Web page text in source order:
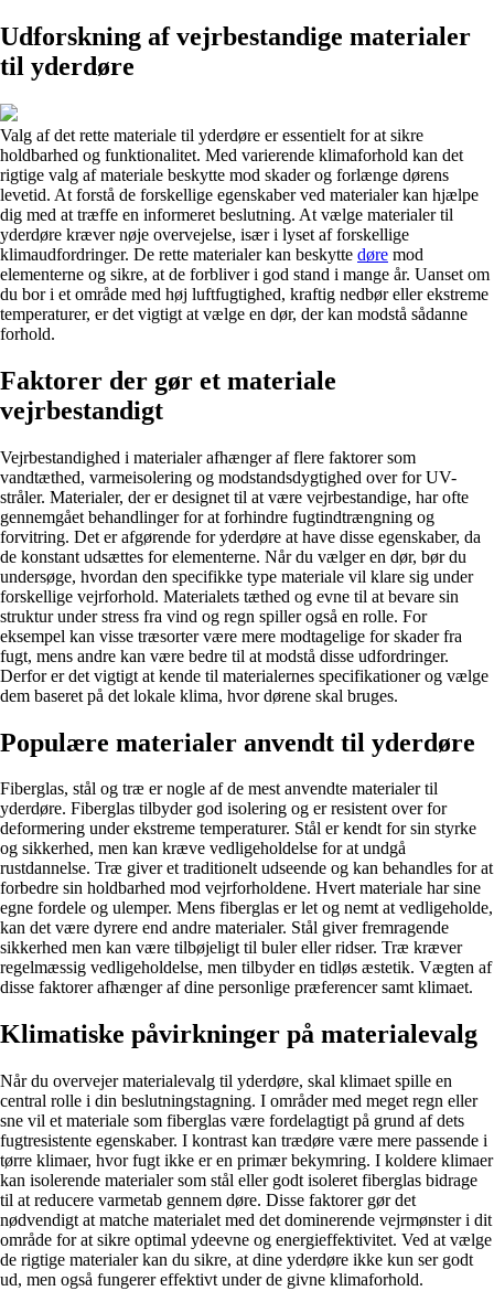
Udforskning af vejrbestandige materialer
til yderdøre
Valg af det rette materiale til yderdøre er essentielt for at sikre
holdbarhed og funktionalitet. Med varierende klimaforhold kan det
rigtige valg af materiale beskytte mod skader og forlænge dørens
levetid. At forstå de forskellige egenskaber ved materialer kan hjælpe
dig med at træffe en informeret beslutning. At vælge materialer til
yderdøre kræver nøje overvejelse, især i lyset af forskellige
klimaudfordringer. De rette materialer kan beskytte døre mod
elementerne og sikre, at de forbliver i god stand i mange år. Uanset om
du bor i et område med høj luftfugtighed, kraftig nedbør eller ekstreme
temperaturer, er det vigtigt at vælge en dør, der kan modstå sådanne
forhold.
Faktorer der gør et materiale
vejrbestandigt
Vejrbestandighed i materialer afhænger af flere faktorer som
vandtæthed, varmeisolering og modstandsdygtighed over for UV-
stråler. Materialer, der er designet til at være vejrbestandige, har ofte
gennemgået behandlinger for at forhindre fugtindtrængning og
forvitring. Det er afgørende for yderdøre at have disse egenskaber, da
de konstant udsættes for elementerne. Når du vælger en dør, bør du
undersøge, hvordan den specifikke type materiale vil klare sig under
forskellige vejrforhold. Materialets tæthed og evne til at bevare sin
struktur under stress fra vind og regn spiller også en rolle. For
eksempel kan visse træsorter være mere modtagelige for skader fra
fugt, mens andre kan være bedre til at modstå disse udfordringer.
Derfor er det vigtigt at kende til materialernes specifikationer og vælge
dem baseret på det lokale klima, hvor dørene skal bruges.
Populære materialer anvendt til yderdøre
Fiberglas, stål og træ er nogle af de mest anvendte materialer til
yderdøre. Fiberglas tilbyder god isolering og er resistent over for
deformering under ekstreme temperaturer. Stål er kendt for sin styrke
og sikkerhed, men kan kræve vedligeholdelse for at undgå
rustdannelse. Træ giver et traditionelt udseende og kan behandles for at
forbedre sin holdbarhed mod vejrforholdene. Hvert materiale har sine
egne fordele og ulemper. Mens fiberglas er let og nemt at vedligeholde,
kan det være dyrere end andre materialer. Stål giver fremragende
sikkerhed men kan være tilbøjeligt til buler eller ridser. Træ kræver
regelmæssig vedligeholdelse, men tilbyder en tidløs æstetik. Vægten af
disse faktorer afhænger af dine personlige præferencer samt klimaet.
Klimatiske påvirkninger på materialevalg
Når du overvejer materialevalg til yderdøre, skal klimaet spille en
central rolle i din beslutningstagning. I områder med meget regn eller
sne vil et materiale som fiberglas være fordelagtigt på grund af dets
fugtresistente egenskaber. I kontrast kan trædøre være mere passende i
tørre klimaer, hvor fugt ikke er en primær bekymring. I koldere klimaer
kan isolerende materialer som stål eller godt isoleret fiberglas bidrage
til at reducere varmetab gennem døre. Disse faktorer gør det
nødvendigt at matche materialet med det dominerende vejrmønster i dit
område for at sikre optimal ydeevne og energieffektivitet. Ved at vælge
de rigtige materialer kan du sikre, at dine yderdøre ikke kun ser godt
ud, men også fungerer effektivt under de givne klimaforhold.